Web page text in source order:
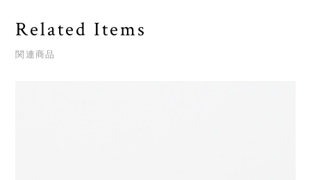
Related Items
関連商品